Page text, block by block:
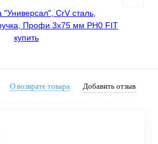
О возврате товара Добавить отзыв